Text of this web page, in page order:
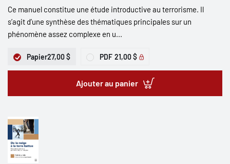
Ce manuel constitue une étude introductive au terrorisme. Il
s’agit d’une synthèse des thématiques principales sur un
phénomène assez complexe en u...
Papier27,00 $ PDF 21,00 $
Ajouter au panier